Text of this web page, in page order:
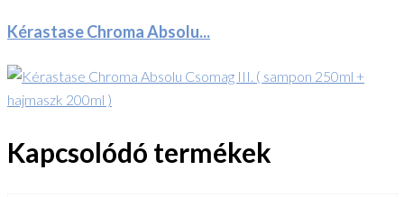
Kérastase Chroma Absolu...
Kapcsolódó termékek